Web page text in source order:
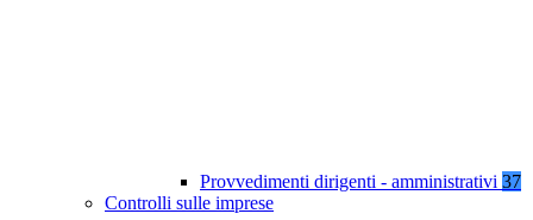
Provvedimenti dirigenti - amministrativi 37
Controlli sulle imprese